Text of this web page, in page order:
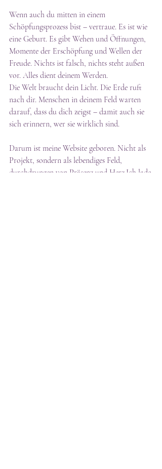
Wenn auch du mitten in einem
Schöpfungsprozess bist – vertraue. Es ist wie
eine Geburt. Es gibt Wehen und Öffnungen,
Momente der Erschöpfung und Wellen der
Freude. Nichts ist falsch, nichts steht außen
vor. Alles dient deinem Werden.
Die Welt braucht dein Licht. Die Erde ruft
nach dir. Menschen in deinem Feld warten
darauf, dass du dich zeigst – damit auch sie
sich erinnern, wer sie wirklich sind.
Darum ist meine Website geboren. Nicht als
Projekt, sondern als lebendiges Feld,
durchdrungen von Präsenz und Herz.Ich lade